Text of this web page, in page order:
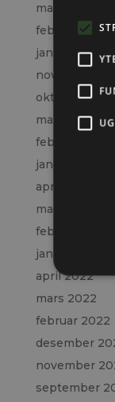
mars 2025
februar 2025
januar 2025
november
oktober 2024
mars 2024
februar 2024
januar 2024
april 2023
mars 2023
februar 2023
januar 2023
april 2022
mars 2022
februar 2022
desember
november
september